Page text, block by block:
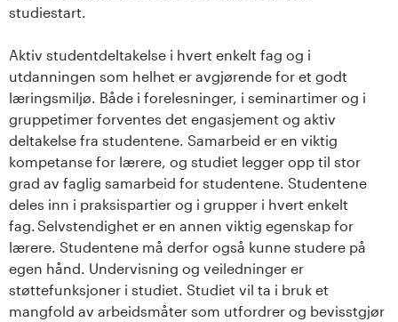
studiestart.
Aktiv studentdeltakelse i hvert enkelt fag og i
utdanningen som helhet er avgjørende for et godt
læringsmiljø. Både i forelesninger, i seminartimer og i
gruppetimer forventes det engasjement og aktiv
deltakelse fra studentene. Samarbeid er en viktig
kompetanse for lærere, og studiet legger opp til stor
grad av faglig samarbeid for studentene. Studentene
deles inn i praksispartier og i grupper i hvert enkelt
fag. Selvstendighet er en annen viktig egenskap for
lærere. Studentene må derfor også kunne studere på
egen hånd. Undervisning og veiledninger er
støttefunksjoner i studiet. Studiet vil ta i bruk et
mangfold av arbeidsmåter som utfordrer og bevisstgjør